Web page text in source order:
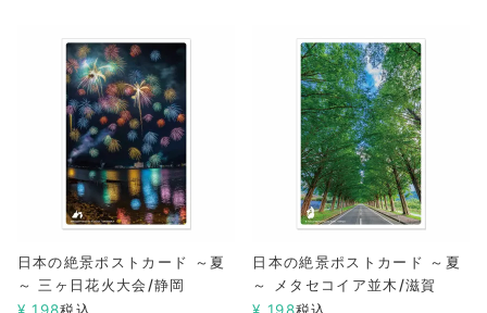
日本の絶景ポストカード ～夏
～ 三ヶ日花火大会/静岡
¥ 198税込
日本の絶景ポストカード ～夏
～ メタセコイア並木/滋賀
¥ 198税込